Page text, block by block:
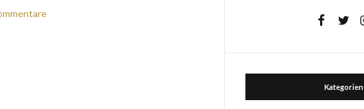
Kategorien